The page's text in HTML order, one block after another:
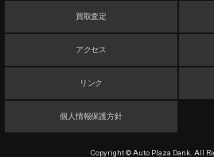
買取査定
アクセス
リンク
個人情報保護方針
Copyright © Auto Plaza Dank. All